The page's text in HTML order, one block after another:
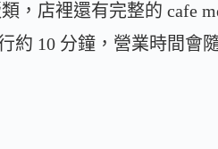
，店裡還有完整的 cafe
約 10 分鐘，營業時間會